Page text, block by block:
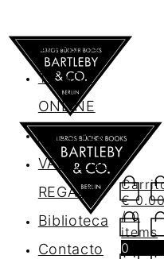
AGENDA
TIENDA
ONLINE
Nosotros
VALES DE
REGALO
Biblioteca
Contacto
€
/ 0
items
0